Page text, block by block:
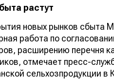
растут
новых рынков сбыта
работа по
расширению перечня
отмечает пресс-
сельхозпродукции